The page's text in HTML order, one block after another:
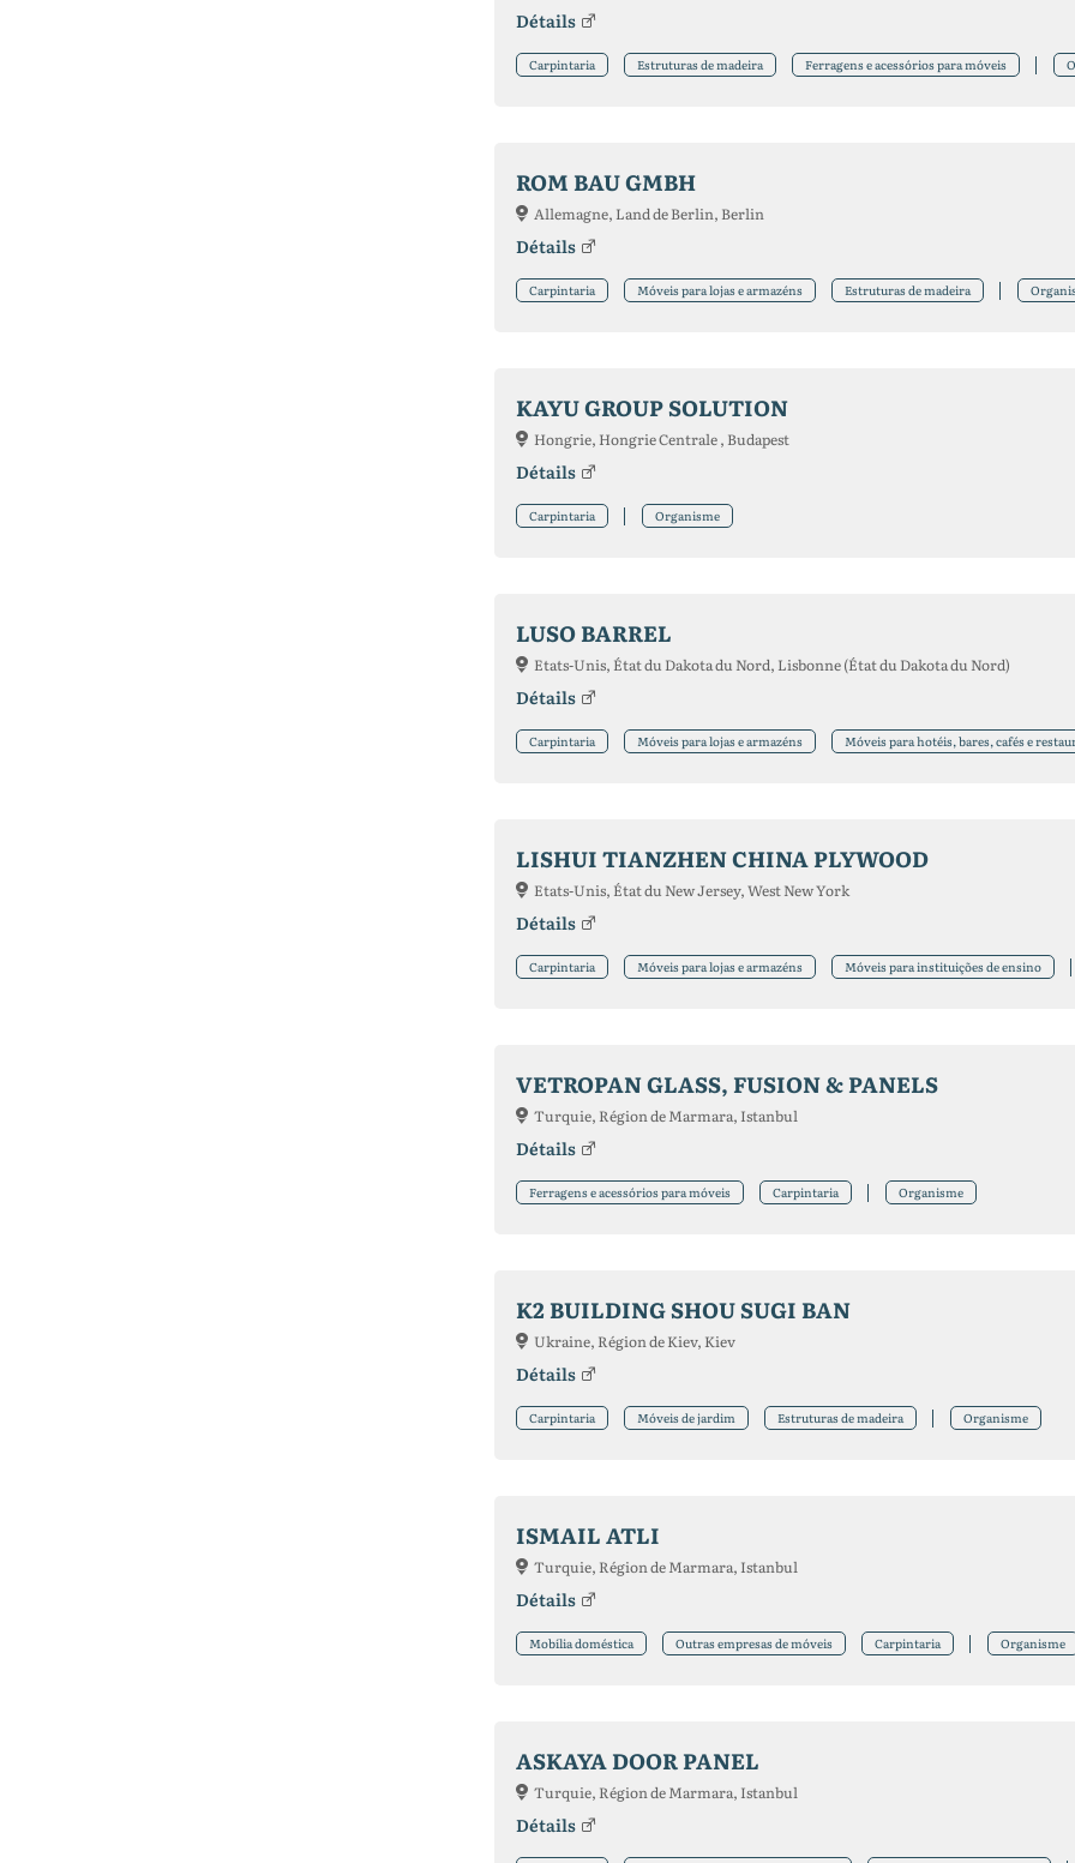
Détails
Carpintaria Estruturas de madeira Ferragens e acessórios para móveis
ROM BAU GMBH
Allemagne, Land de Berlin, Berlin
Détails
Carpintaria Móveis para lojas e armazéns Estruturas de madeira
KAYU GROUP SOLUTION
Hongrie, Hongrie Centrale , Budapest
Détails
Carpintaria Organisme
LUSO BARREL
Etats-Unis, État du Dakota du Nord, Lisbonne (État du Dakota du Nord)
Détails
Carpintaria Móveis para lojas e armazéns Móveis para hotéis, bares, cafés e
LISHUI TIANZHEN CHINA PLYWOOD
Etats-Unis, État du New Jersey, West New York
Détails
Carpintaria Móveis para lojas e armazéns Móveis para instituições de ensino
VETROPAN GLASS, FUSION & PANELS
Turquie, Région de Marmara, Istanbul
Détails
Ferragens e acessórios para móveis Carpintaria Organisme
K2 BUILDING SHOU SUGI BAN
Ukraine, Région de Kiev, Kiev
Détails
Carpintaria Móveis de jardim Estruturas de madeira Organisme
ISMAIL ATLI
Turquie, Région de Marmara, Istanbul
Détails
Mobília doméstica Outras empresas de móveis Carpintaria Organisme
ASKAYA DOOR PANEL
Turquie, Région de Marmara, Istanbul
Détails